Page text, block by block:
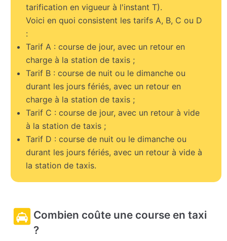
tarification en vigueur à l'instant T).
Voici en quoi consistent les tarifs A, B, C ou D
:
Tarif A : course de jour, avec un retour en
charge à la station de taxis ;
Tarif B : course de nuit ou le dimanche ou
durant les jours fériés, avec un retour en
charge à la station de taxis ;
Tarif C : course de jour, avec un retour à vide
à la station de taxis ;
Tarif D : course de nuit ou le dimanche ou
durant les jours fériés, avec un retour à vide à
la station de taxis.
Combien coûte une course en taxi
?